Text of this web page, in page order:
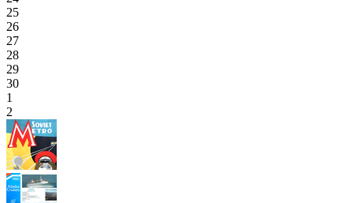
25
26
27
28
29
30
1
2